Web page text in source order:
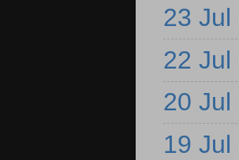
23 Jul
22 Jul
20 Jul
19 Jul